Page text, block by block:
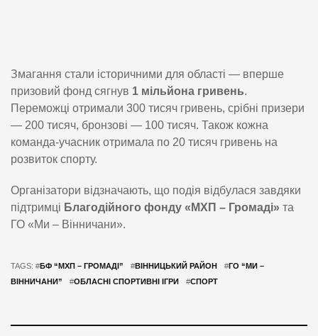
Змагання стали історичними для області — вперше
призовий фонд сягнув 1 мільйона гривень.
Переможці отримали 300 тисяч гривень, срібні призери
— 200 тисяч, бронзові — 100 тисяч. Також кожна
команда-учасник отримала по 20 тисяч гривень на
розвиток спорту.
Організатори відзначають, що подія відбулася завдяки
підтримці Благодійного фонду «МХП – Громаді» та
ГО «Ми – Вінничани».
TAGS: #БФ “МХП – ГРОМАДІ” #ВІННИЦЬКИЙ РАЙОН #ГО “МИ –
ВІННИЧАНИ”
#ОБЛАСНІ СПОРТИВНІ ІГРИ #СПОРТ